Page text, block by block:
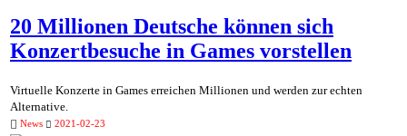
20 Millionen Deutsche können sich
Konzertbesuche in Games vorstellen
Virtuelle Konzerte in Games erreichen Millionen und werden zur echten
Alternative.
News 2021-02-23